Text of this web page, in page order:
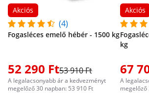
Akciós
(4)
Fogasléces emelő hébér - 1500 kg
52 290 Ft53 910 Ft
A legalacsonyabb ár a kedvezményt
megelőző 30 napban: 53 910 Ft
Akciós
kg
67
A
megelőző